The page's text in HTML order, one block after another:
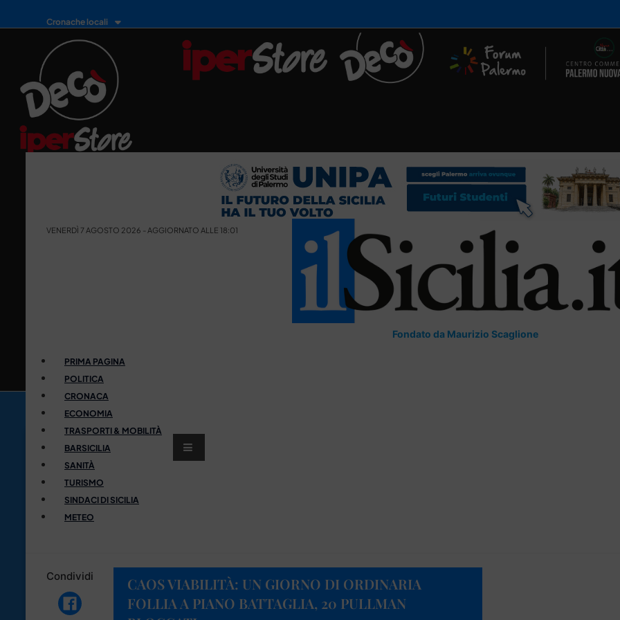
Cronache locali
VENERDÌ 7 AGOSTO 2026 - AGGIORNATO ALLE 18:01
Fondato da Maurizio Scaglione
PRIMA PAGINA
POLITICA
CRONACA
ECONOMIA
TRASPORTI & MOBILITÀ
BARSICILIA
SANITÀ
TURISMO
SINDACI DI SICILIA
METEO
Condividi
CAOS VIABILITÀ: UN GIORNO DI ORDINARIA
FOLLIA A PIANO BATTAGLIA, 20 PULLMAN